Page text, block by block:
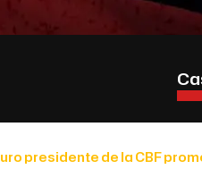
presidente de la CBF